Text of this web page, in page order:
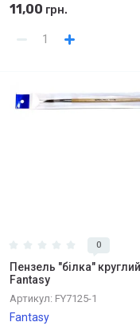
11,00 грн.
0
Пензель "білка"
Fantasy
Артикул: FY7125-1
Fantasy